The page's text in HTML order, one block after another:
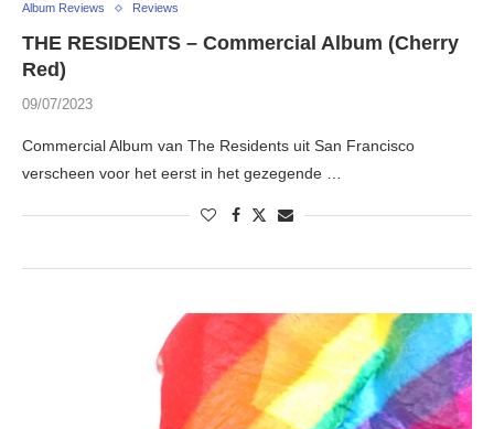
Album Reviews Reviews
THE RESIDENTS – Commercial Album (Cherry
Red)
09/07/2023
Commercial Album van The Residents uit San Francisco
verscheen voor het eerst in het gezegende …